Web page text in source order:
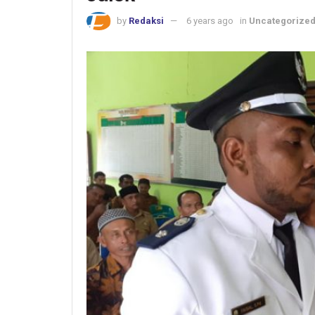
by Redaksi 6 years ago in Uncategorized